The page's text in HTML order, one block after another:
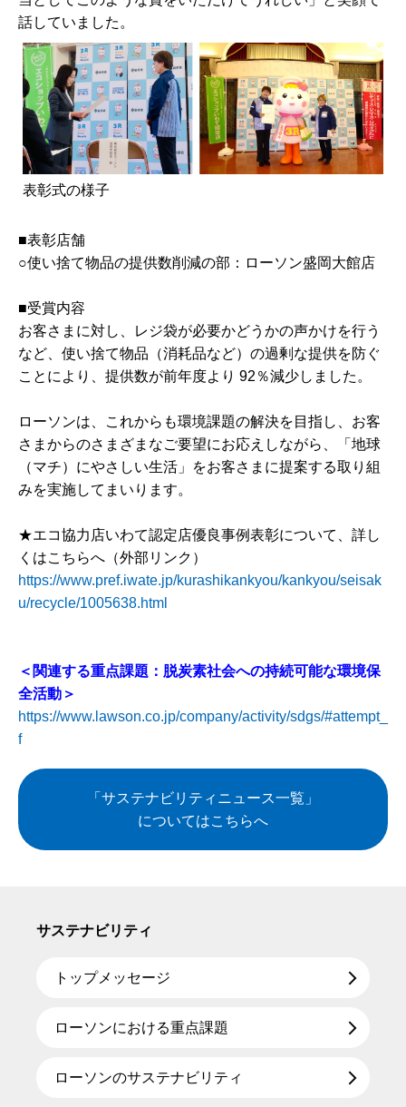
話していました。
表彰式の様子
■表彰店舗
○使い捨て物品の提供数削減の部：ローソン盛岡大館店
■受賞内容
お客さまに対し、レジ袋が必要かどうかの声かけを行う
など、使い捨て物品（消耗品など）の過剰な提供を防ぐ
ことにより、提供数が前年度より 92％減少しました。
ローソンは、これからも環境課題の解決を目指し、お客
さまからのさまざまなご要望にお応えしながら、「地球
（マチ）にやさしい生活」をお客さまに提案する取り組
みを実施してまいります。
★エコ協力店いわて認定店優良事例表彰について、詳し
くはこちらへ（外部リンク）
https://www.pref.iwate.jp/kurashikankyou/kankyou/seisak
u/recycle/1005638.html
＜関連する重点課題：脱炭素社会への持続可能な環境保
全活動＞
https://www.lawson.co.jp/company/activity/sdgs/#attempt_
f
「サステナビリティニュース一覧」
についてはこちらへ
サステナビリティ
トップメッセージ
ローソンにおける重点課題
ローソンのサステナビリティ